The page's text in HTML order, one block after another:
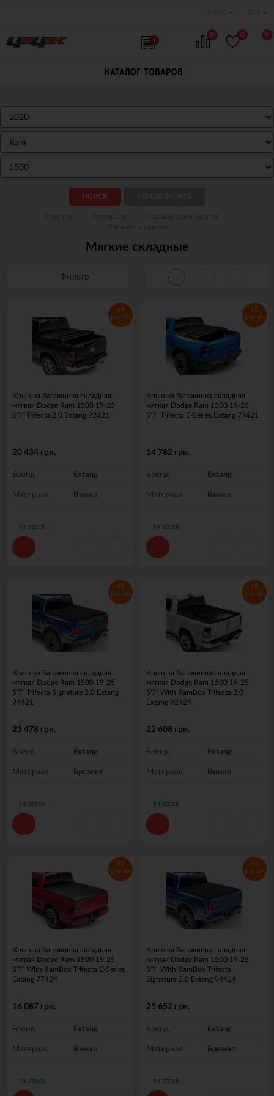
1
0 0 0
КАТАЛОГ ТОВАРОВ
Мягкие складные
Фильтр
+4
points
Крышка багажника складная
мягкая Dodge Ram 1500 19-25
5'7" Trifecta 2.0 Extang 92421
20 434 грн.
Бренд Extang
Материал Винил
In stock
+3
points
Крышка багажника складная
мягкая Dodge Ram 1500 19-25
5'7" Trifecta E-Series Extang 77421
14 782 грн.
Бренд Extang
Материал Винил
In stock
+5
points
Крышка багажника складная
мягкая Dodge Ram 1500 19-25
5'7" Trifecta Signature 2.0 Extang
94421
23 478 грн.
Бренд Extang
Материал Брезент
In stock
+5
points
Крышка багажника складная
мягкая Dodge Ram 1500 19-25
5'7" With RamBox Trifecta 2.0
Extang 92424
22 608 грн.
Бренд Extang
Материал Винил
In stock
+3
points
Крышка багажника складная
мягкая Dodge Ram 1500 19-25
5'7" With RamBox Trifecta E-Series
Extang 77424
16 087 грн.
Бренд Extang
Материал Винил
In stock
+5
points
Крышка багажника складная
мягкая Dodge Ram 1500 19-25
5'7" With RamBox Trifecta
Signature 2.0 Extang 94424
25 652 грн.
Бренд Extang
Материал Брезент
In stock